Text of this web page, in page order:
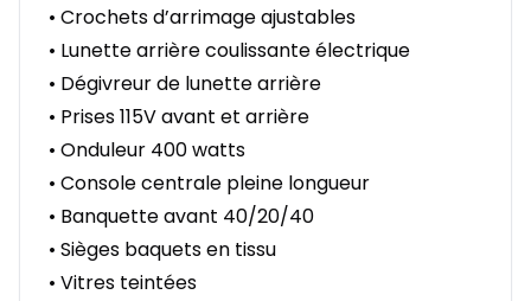
• Crochets d’arrimage ajustables
• Lunette arrière coulissante électrique
• Dégivreur de lunette arrière
• Prises 115V avant et arrière
• Onduleur 400 watts
• Console centrale pleine longueur
• Banquette avant 40/20/40
• Sièges baquets en tissu
• Vitres teintées